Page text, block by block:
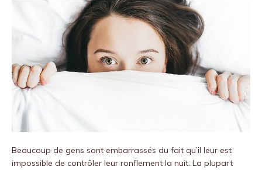
Beaucoup de gens sont embarrassés du fait qu’il leur est
impossible de contrôler leur ronflement la nuit. La plupart